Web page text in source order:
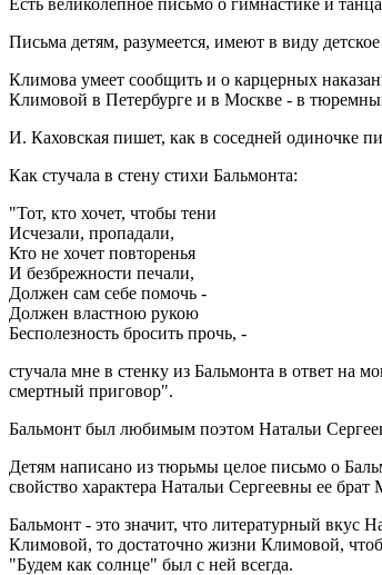
Есть великолепное письмо о гимнастике и
Письма детям, разумеется, имеют в виду
Климова умеет сообщить и о карцерных
Климовой в Петербурге и в Москве - в
И. Каховская пишет, как в соседней одиночке
Как стучала в стену стихи Бальмонта:
"Тот, кто хочет, чтобы тени
Исчезали, пропадали,
Кто не хочет повторенья
И безбрежности печали,
Должен сам себе помочь -
Должен властною рукою
Бесполезность бросить прочь, -
стучала мне в стенку из Бальмонта в ответ на
смертный приговор".
Бальмонт был любимым поэтом Натальи
Детям написано из тюрьмы целое письмо о
свойство характера Натальи Сергеевны ее
Бальмонт - это значит, что литературный вкус
Климовой, то достаточно жизни Климовой,
"Будем как солнце" был с ней всегда.